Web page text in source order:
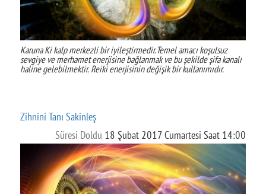
Karuna Ki kalp merkezli bir iyileştirmedir.Temel amacı koşulsuz
sevgiye ve merhamet enerjisine bağlanmak ve bu şekilde şifa kanalı
haline gelebilmektir. Reiki enerjisinin değişik bir kullanımıdır.
Zihnini Tanı Sakinleş
Süresi Doldu 18 Şubat 2017 Cumartesi Saat 14:00